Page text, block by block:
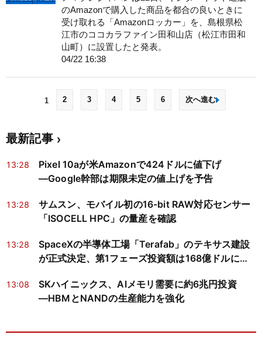
のAmazonで購入した商品を都合の良いときに
受け取れる「Amazonロッカー」を、島根県松
江市のココカラファイン田和山店（松江市田和
山町）に設置したと発表。
04/22 16:38
1 2 3 4 5 6 次へ進む
最新記事
13:28
Pixel 10aが米Amazonで424ドルに値下げ
―Google幹部は期限未定の値上げを予告
13:28
サムスン、モバイル初の16-bit RAW対応センサー
「ISOCELL HPC」の量産を確認
13:28
SpaceXの半導体工場「Terafab」のテキサス建設
が正式決定、第1フェーズ投資額は168億ドルに縮
13:08
SKハイニックス、AIメモリ需要に約6兆円投資
―HBMとNANDの生産能力を強化